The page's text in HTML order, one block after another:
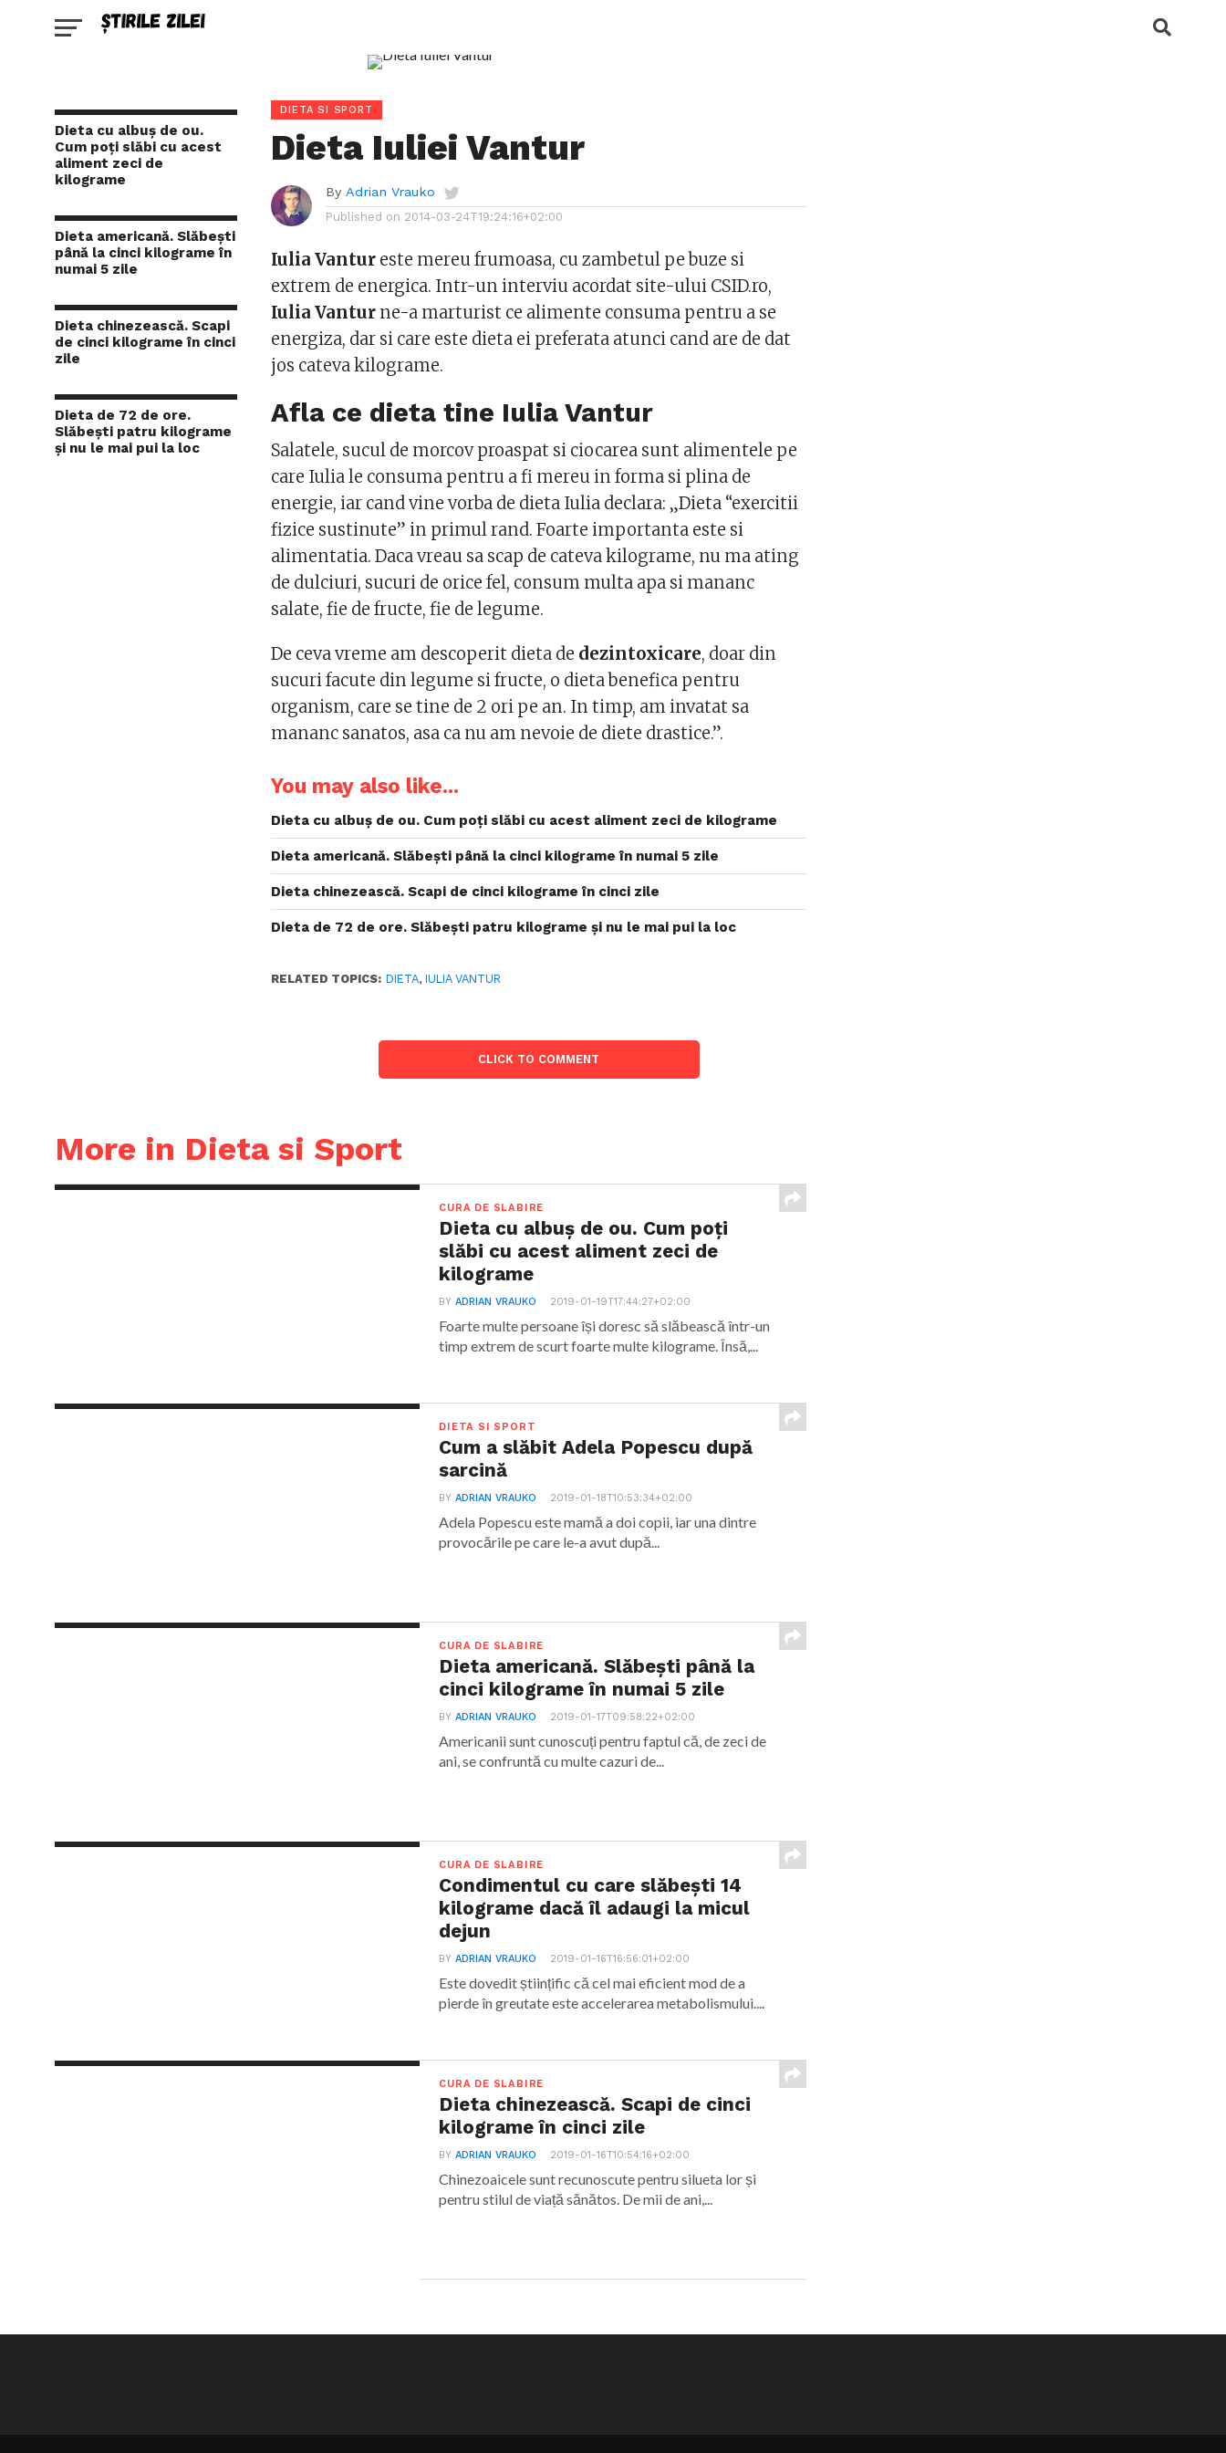
Dieta cu albuș de ou.
Cum poți slăbi cu acest
aliment zeci de
kilograme
Dieta americană. Slăbești
până la cinci kilograme în
numai 5 zile
Dieta chinezească. Scapi
de cinci kilograme în cinci
zile
Dieta de 72 de ore.
Slăbești patru kilograme
și nu le mai pui la loc
DIETA SI SPORT
Dieta Iuliei Vantur
By Adrian Vrauko
Published on 2014-03-24T19:24:16+02:00
Iulia Vantur este mereu frumoasa, cu zambetul pe buze si
extrem de energica. Intr-un interviu acordat site-ului CSID.ro,
Iulia Vantur ne-a marturist ce alimente consuma pentru a se
energiza, dar si care este dieta ei preferata atunci cand are de dat
jos cateva kilograme.
Afla ce dieta tine Iulia Vantur
Salatele, sucul de morcov proaspat si ciocarea sunt alimentele pe
care Iulia le consuma pentru a fi mereu in forma si plina de
energie, iar cand vine vorba de dieta Iulia declara: „Dieta “exercitii
fizice sustinute” in primul rand. Foarte importanta este si
alimentatia. Daca vreau sa scap de cateva kilograme, nu ma ating
de dulciuri, sucuri de orice fel, consum multa apa si mananc
salate, fie de fructe, fie de legume.
De ceva vreme am descoperit dieta de dezintoxicare, doar din
sucuri facute din legume si fructe, o dieta benefica pentru
organism, care se tine de 2 ori pe an. In timp, am invatat sa
mananc sanatos, asa ca nu am nevoie de diete drastice.”.
You may also like...
Dieta cu albuș de ou. Cum poți slăbi cu acest aliment zeci de kilograme
Dieta americană. Slăbești până la cinci kilograme în numai 5 zile
Dieta chinezească. Scapi de cinci kilograme în cinci zile
Dieta de 72 de ore. Slăbești patru kilograme și nu le mai pui la loc
RELATED TOPICS: DIETA,IULIA VANTUR
CLICK TO COMMENT
More in Dieta si Sport
CURA DE SLABIRE
Dieta cu albuș de ou. Cum poți
slăbi cu acest aliment zeci de
kilograme
BYADRIAN VRAUKO 2019-01-19T17:44:27+02:00
Foarte multe persoane își doresc să slăbească într-un
timp extrem de scurt foarte multe kilograme. Însă,...
DIETA SI SPORT
Cum a slăbit Adela Popescu după
sarcină
BYADRIAN VRAUKO 2019-01-18T10:53:34+02:00
Adela Popescu este mamă a doi copii, iar una dintre
provocările pe care le-a avut după...
CURA DE SLABIRE
Dieta americană. Slăbești până la
cinci kilograme în numai 5 zile
BYADRIAN VRAUKO 2019-01-17T09:58:22+02:00
Americanii sunt cunoscuți pentru faptul că, de zeci de
ani, se confruntă cu multe cazuri de...
CURA DE SLABIRE
Condimentul cu care slăbești 14
kilograme dacă îl adaugi la micul
dejun
BYADRIAN VRAUKO 2019-01-16T16:56:01+02:00
Este dovedit științific că cel mai eficient mod de a
pierde în greutate este accelerarea metabolismului....
CURA DE SLABIRE
Dieta chinezească. Scapi de cinci
kilograme în cinci zile
BYADRIAN VRAUKO 2019-01-16T10:54:16+02:00
Chinezoaicele sunt recunoscute pentru silueta lor și
pentru stilul de viață sănătos. De mii de ani,...